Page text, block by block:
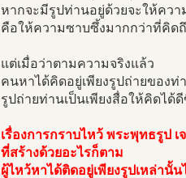
หากจะมีรูปท่านอยู่ด้วยจะให้คว
คือให้ความซาบซึ้งมากกว่าที่คิด
แต่เมื่อว่าตามความจริงแล้ว
คนหาได้คิดอยู่เพียงรูปถ่ายของท่
รูปถ่ายท่านเป็นเพียงสื่อให้คิดได้
เรื่องการกราบไหว้ พระพุทธรูป เ
ที่สร้างด้วยอะไรก็ตาม
ผู้ไหว้หาได้ติดอยู่เพียงรูปเหล่านั้น